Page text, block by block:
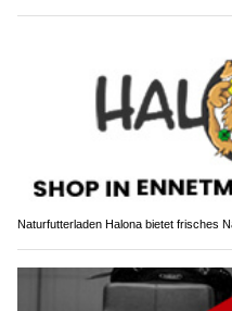
Naturfutterladen Halona bietet frisches